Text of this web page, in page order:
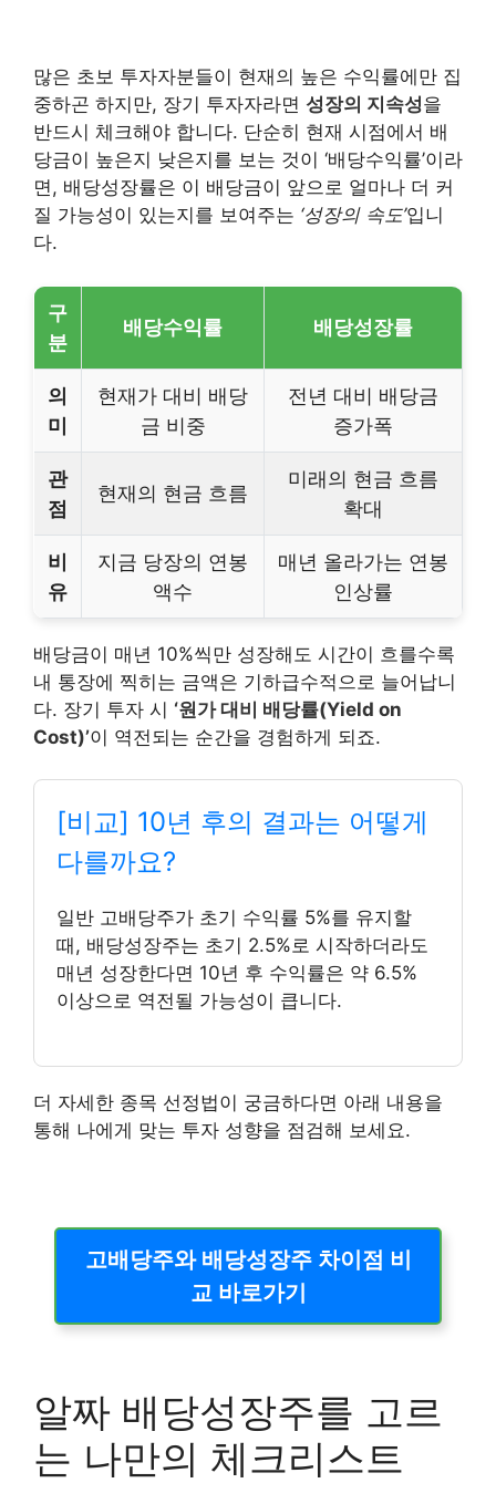
많은 초보 투자자분들이 현재의 높은 수익률에만 집
중하곤 하지만, 장기 투자자라면 성장의 지속성을
반드시 체크해야 합니다. 단순히 현재 시점에서 배
당금이 높은지 낮은지를 보는 것이 ‘배당수익률’이라
면, 배당성장률은 이 배당금이 앞으로 얼마나 더 커
질 가능성이 있는지를 보여주는 ‘성장의 속도’입니
다.
구
분
배당수익률 배당성장률
의
미
현재가 대비 배당
금 비중
전년 대비 배당금
증가폭
관
점
현재의 현금 흐름
미래의 현금 흐름
확대
비
유
지금 당장의 연봉
액수
매년 올라가는 연봉
인상률
배당금이 매년 10%씩만 성장해도 시간이 흐를수록
내 통장에 찍히는 금액은 기하급수적으로 늘어납니
다. 장기 투자 시 ‘원가 대비 배당률(Yield on
Cost)’이 역전되는 순간을 경험하게 되죠.
[비교] 10년 후의 결과는 어떻게
다를까요?
일반 고배당주가 초기 수익률 5%를 유지할
때, 배당성장주는 초기 2.5%로 시작하더라도
매년 성장한다면 10년 후 수익률은 약 6.5%
이상으로 역전될 가능성이 큽니다.
더 자세한 종목 선정법이 궁금하다면 아래 내용을
통해 나에게 맞는 투자 성향을 점검해 보세요.
고배당주와 배당성장주 차이점 비
교 바로가기
알짜 배당성장주를 고르
는 나만의 체크리스트